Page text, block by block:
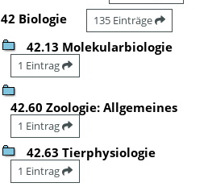
42 Biologie 135 Einträge
42.13 Molekularbiologie
1 Eintrag
42.60 Zoologie: Allgemeines
1 Eintrag
42.63 Tierphysiologie
1 Eintrag